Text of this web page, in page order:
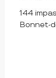
144
Bonnet-